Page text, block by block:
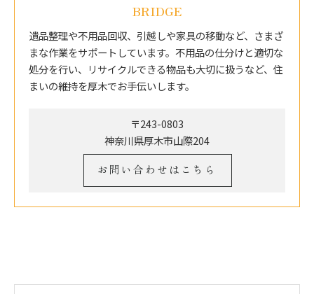
BRIDGE
遺品整理や不用品回収、引越しや家具の移動など、さまざ
まな作業をサポートしています。不用品の仕分けと適切な
処分を行い、リサイクルできる物品も大切に扱うなど、住
まいの維持を厚木でお手伝いします。
〒243-0803
神奈川県厚木市山際204
お問い合わせはこちら